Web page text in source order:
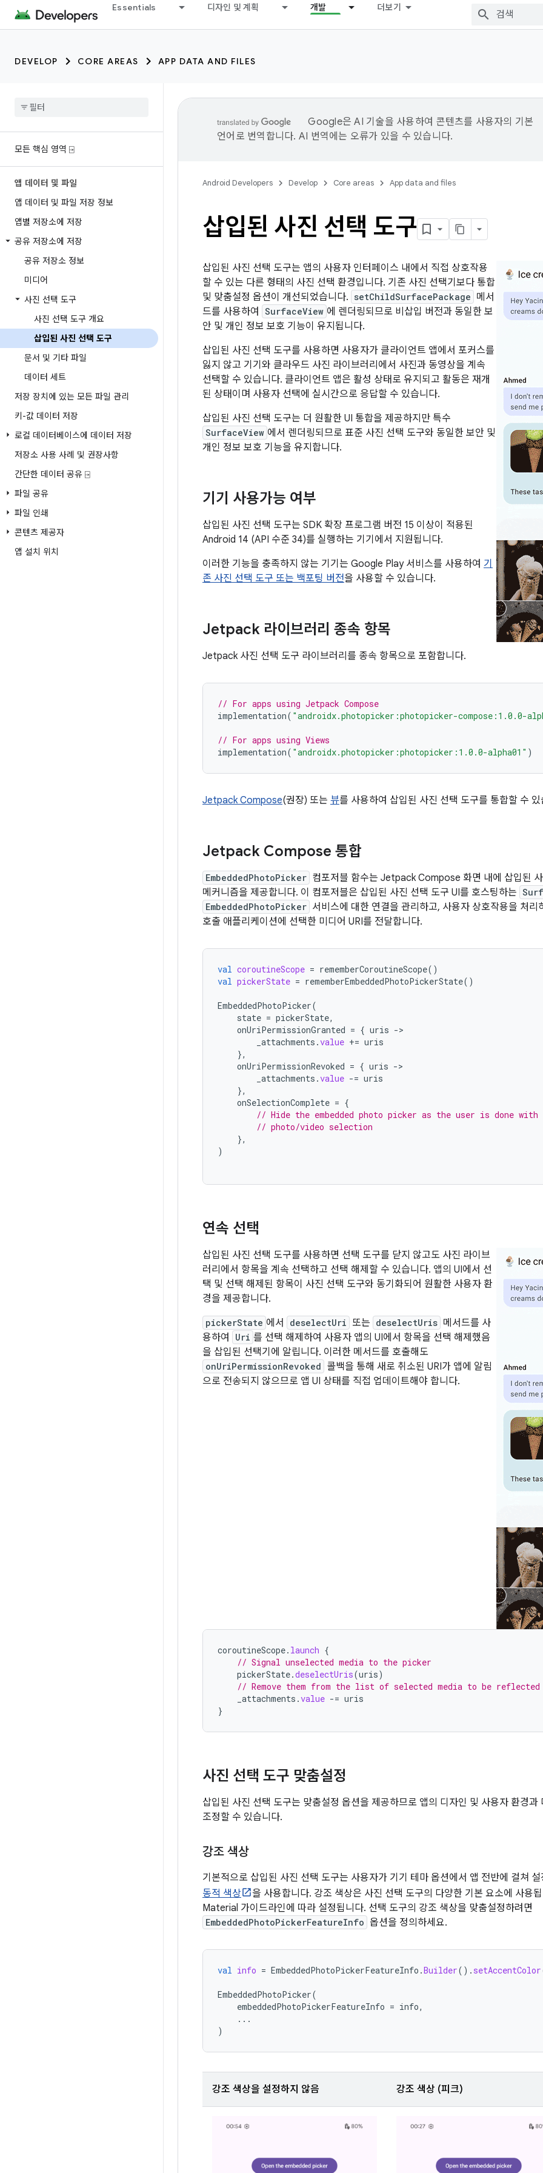
Essentials 디자인 및 계획 개발 더보기
DEVELOP CORE AREAS APP DATA AND FILES
모든 핵심 영역 ⍈
앱 데이터 및 파일
앱 데이터 및 파일 저장 정보
앱별 저장소에 저장
공유 저장소에 저장
공유 저장소 정보
미디어
사진 선택 도구
사진 선택 도구 개요
삽입된 사진 선택 도구
문서 및 기타 파일
데이터 세트
저장 장치에 있는 모든 파일 관리
키-값 데이터 저장
로컬 데이터베이스에 데이터 저장
저장소 사용 사례 및 권장사항
간단한 데이터 공유 ⍈
파일 공유
파일 인쇄
콘텐츠 제공자
앱 설치 위치
Google은 AI 기술을 사용하여 콘텐츠를 사용자의 기본
언어로 번역합니다. AI 번역에는 오류가 있을 수 있습니다.
Android Developers Develop Core areas App data and files
삽입된 사진 선택 도구
삽입된 사진 선택 도구는 앱의 사용자 인터페이스 내에서 직접 상호작용
할 수 있는 다른 형태의 사진 선택 환경입니다. 기존 사진 선택기보다 통합
및 맞춤설정 옵션이 개선되었습니다. setChildSurfacePackage 메서
드를 사용하여
SurfaceView 에 렌더링되므로 비삽입 버전과 동일한 보
안 및 개인 정보 보호 기능이 유지됩니다.
삽입된 사진 선택 도구를 사용하면 사용자가 클라이언트 앱에서 포커스를
잃지 않고 기기와 클라우드 사진 라이브러리에서 사진과 동영상을 계속
선택할 수 있습니다. 클라이언트 앱은 활성 상태로 유지되고 활동은 재개
된 상태이며 사용자 선택에 실시간으로 응답할 수 있습니다.
삽입된 사진 선택 도구는 더 원활한 UI 통합을 제공하지만 특수
SurfaceView 에서 렌더링되므로 표준 사진 선택 도구와 동일한 보안 및
개인 정보 보호 기능을 유지합니다.
기기 사용가능 여부
삽입된 사진 선택 도구는 SDK 확장 프로그램 버전 15 이상이 적용된
Android 14 (API 수준 34)를 실행하는 기기에서 지원됩니다.
이러한 기능을 충족하지 않는 기기는 Google Play 서비스를 사용하여 기
존 사진 선택 도구 또는 백포팅 버전을 사용할 수 있습니다.
Jetpack 라이브러리 종속 항목
Jetpack 사진 선택 도구 라이브러리를 종속 항목으로 포함합니다.
// For apps using Jetpack Compose
implementation( "androidx.photopicker:photopicker-compose:1.0.0-
// For apps using Views
implementation( "androidx.photopicker:photopicker:1.0.0-alpha01" )
Jetpack Compose(권장) 또는 뷰를 사용하여 삽입된 사진 선택 도구를 통합할 수
Jetpack Compose 통합
EmbeddedPhotoPicker 컴포저블 함수는 Jetpack Compose 화면 내에 삽입된
메커니즘을 제공합니다. 이 컴포저블은 삽입된 사진 선택 도구 UI를 호스팅하는
EmbeddedPhotoPicker 서비스에 대한 연결을 관리하고, 사용자 상호작용을 처
호출 애플리케이션에 선택한 미디어 URI를 전달합니다.
val coroutineScope = rememberCoroutineScope()
val pickerState = rememberEmbeddedPhotoPickerState()
EmbeddedPhotoPicker(
state = pickerState,
onUriPermissionGranted = { uris -
_attachments .value += uris
},
onUriPermissionRevoked = { uris -
_attachments .value -= uris
},
onSelectionComplete = {
// Hide the embedded photo picker as the user is done with
// photo/video selection
},
)
연속 선택
삽입된 사진 선택 도구를 사용하면 선택 도구를 닫지 않고도 사진 라이브
러리에서 항목을 계속 선택하고 선택 해제할 수 있습니다. 앱의 UI에서 선
택 및 선택 해제된 항목이 사진 선택 도구와 동기화되어 원활한 사용자 환
경을 제공합니다.
pickerState 에서 deselectUri 또는 deselectUris 메서드를 사
용하여
Uri 를 선택 해제하여 사용자 앱의 UI에서 항목을 선택 해제했음
을 삽입된 선택기에 알립니다. 이러한 메서드를 호출해도
onUriPermissionRevoked 콜백을 통해 새로 취소된 URI가 앱에 알림
으로 전송되지 않으므로 앱 UI 상태를 직접 업데이트해야 합니다.
coroutineScope. launch {
// Signal unselected media to the picker
pickerState.deselectUris(uris)
// Remove them from the list of selected media to be
_attachments .value -= uris
}
사진 선택 도구 맞춤설정
삽입된 사진 선택 도구는 맞춤설정 옵션을 제공하므로 앱의 디자인 및 사용자 환경
조정할 수 있습니다.
강조 색상
기본적으로 삽입된 사진 선택 도구는 사용자가 기기 테마 옵션에서 앱 전반에 걸쳐
동적 색상
을 사용합니다. 강조 색상은 사진 선택 도구의 다양한 기본 요소에 사용
Material 가이드라인에 따라 설정됩니다. 선택 도구의 강조 색상을 맞춤설정하려면
EmbeddedPhotoPickerFeatureInfo 옵션을 정의하세요.
val info = EmbeddedPhotoPickerFeatureInfo .Builder(). setAccentColor
EmbeddedPhotoPicker(
embeddedPhotoPickerFeatureInfo = info,
...
)
강조 색상을 설정하지 않음 강조 색상 (피크)